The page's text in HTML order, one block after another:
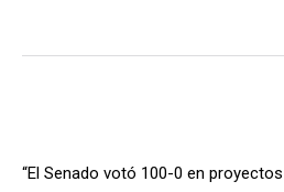
“El Senado votó 100-0 en